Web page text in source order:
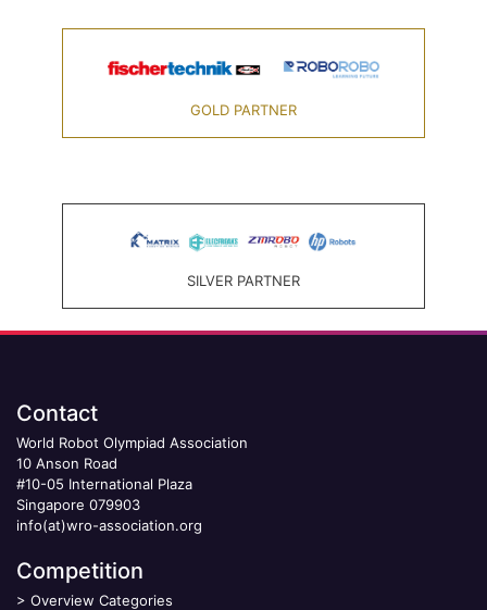
GOLD PARTNER
SILVER PARTNER
Contact
World Robot Olympiad Association
10 Anson Road
#10-05 International Plaza
Singapore 079903
info(at)wro-association.org
Competition
> Overview Categories